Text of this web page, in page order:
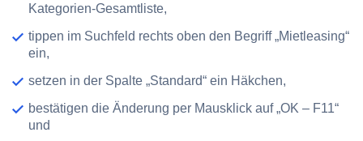
Kategorien-Gesamtliste,
tippen im Suchfeld rechts oben den Begriff „Mietleasing“
ein,
setzen in der Spalte „Standard“ ein Häkchen,
bestätigen die Änderung per Mausklick auf „OK – F11“
und